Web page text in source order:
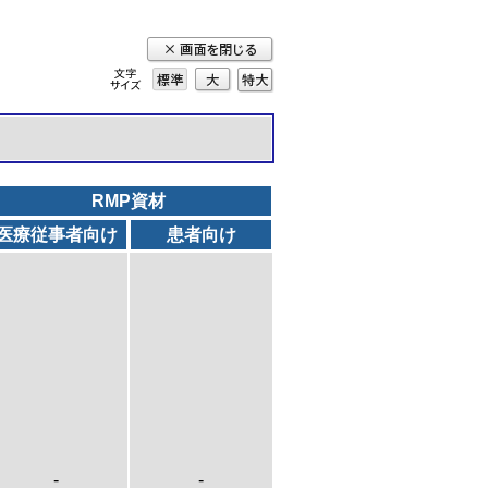
標準 大
特
大
RMP資材
療従事者向け
患者向け
- -